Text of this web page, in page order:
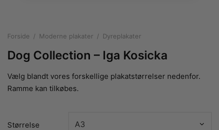
Forside / Moderne plakater / Dyreplakater
Dog Collection – Iga Kosicka
Vælg blandt vores forskellige plakatstørrelser nedenfor.
Ramme kan tilkøbes.
Størrelse